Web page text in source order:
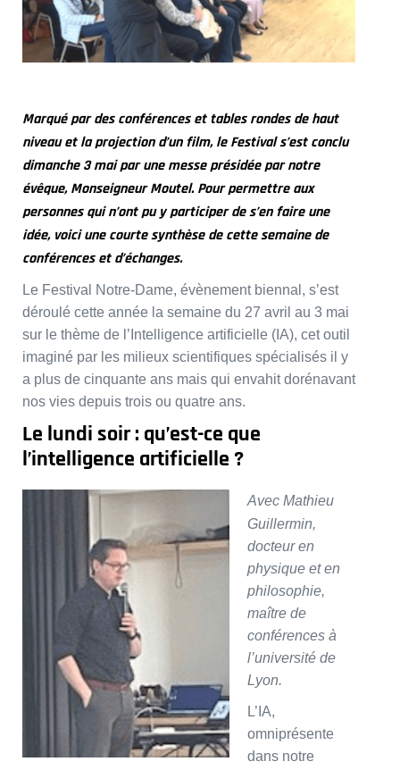
Marqué par des conférences et tables rondes de haut
niveau et la projection d’un film, le Festival s’est conclu
dimanche 3 mai par une messe présidée par notre
évêque, Monseigneur Moutel. Pour permettre aux
personnes qui n’ont pu y participer de s’en faire une
idée, voici une courte synthèse de cette semaine de
conférences et d’échanges.
Le Festival Notre-Dame, évènement biennal, s’est
déroulé cette année la semaine du 27 avril au 3 mai
sur le thème de l’Intelligence artificielle (IA), cet outil
imaginé par les milieux scientifiques spécialisés il y
a plus de cinquante ans mais qui envahit dorénavant
nos vies depuis trois ou quatre ans.
Le lundi soir : qu’est-ce que
l’intelligence artificielle ?
Avec Mathieu
Guillermin,
docteur en
physique et en
philosophie,
maître de
conférences à
l’université de
Lyon.
L’IA,
omniprésente
dans notre